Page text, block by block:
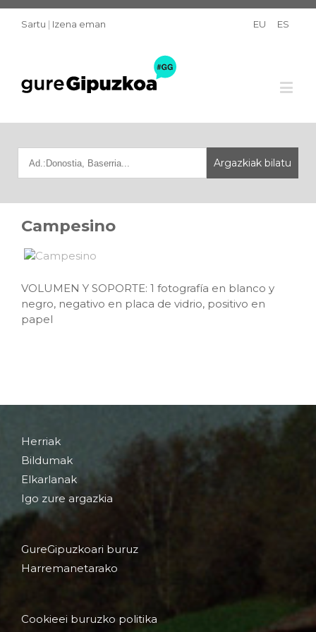
Sartu | Izena eman EU ES
Campesino
VOLUMEN Y SOPORTE: 1 fotografía en blanco y
negro, negativo en placa de vidrio, positivo en
papel
Herriak
Bildumak
Elkarlanak
Igo zure argazkia
GureGipuzkoari buruz
Harremanetarako
Cookieei buruzko politika